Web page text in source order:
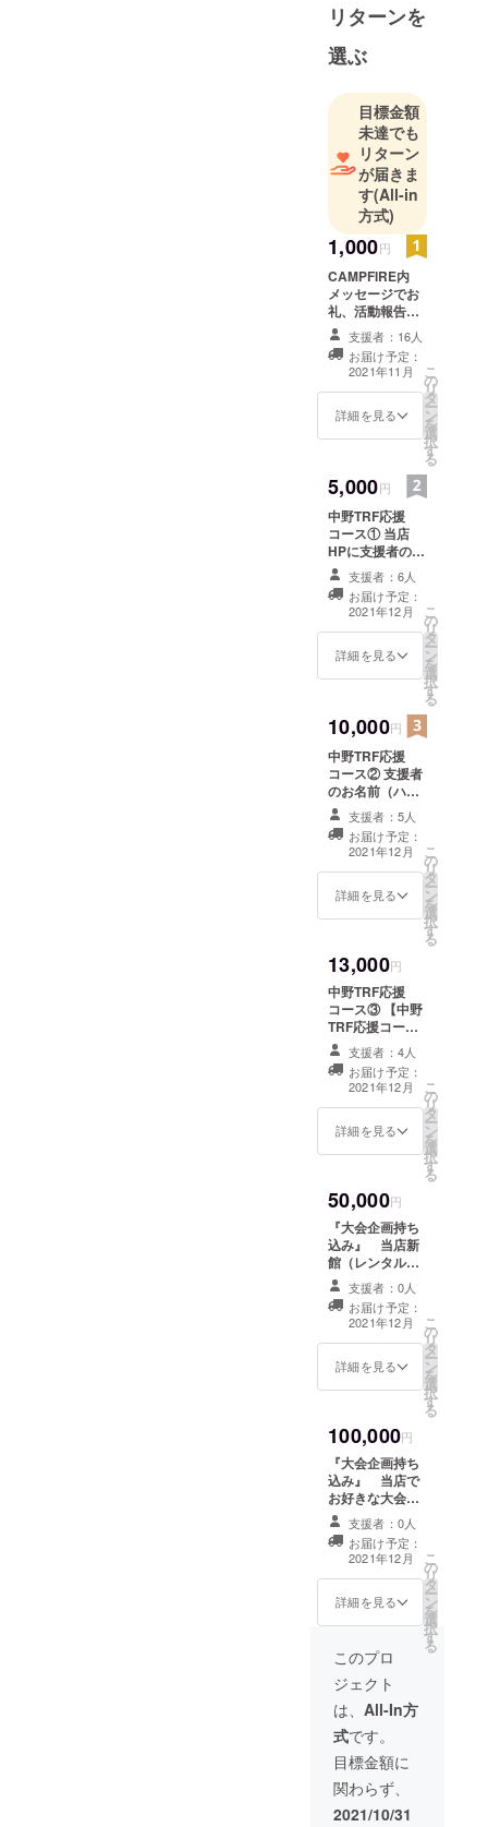
した。1975
年、幼稚園
の頃に友人
の家で遊ん
だアタリ
「ホーム・
ポン（白
黒）」から
始まり、15
才で獲った
全国一位の
ハイスコア
記録。18才
でゲーセン
バイト～28
才でゲーム
センター開
ゲーム』と
の半世紀以
上の関わ
り、その
『ビデオ
ゲーム』の
無限の可能
性を生涯か
と思ってい
ます！
リターンを
選ぶ
目標金額
未達でも
リターン
が届きま
す(All-in
方式)
1,000円
CAMPFIRE内
メッセージでお
礼、活動報告の
支援者限定公開
が読めます
支援者：16人
お届け予定：
2021年11月
詳細を見る
こ
の
リ
タ
ー
ン
を
選
択
す
る
5,000円
中野TRF応援
コース① 当店
HPに支援者のお
名前（ハンドル
ネーム） を当店
が続く限り掲載
します。※備考欄
に掲載用のハン
ドルネーム(10文
支援者：6人
お届け予定：
2021年12月
詳細を見る
こ
の
リ
タ
ー
ン
を
選
択
す
る
10,000円
中野TRF応援
コース② 支援者
のお名前（ハン
ドルネーム）を
集めて１枚のポ
スターにして当
店の店内に掲
示、当店が続く
限り掲示しま
す。 ※備考欄に
以内）をご記入
ください
支援者：5人
お届け予定：
2021年12月
詳細を見る
こ
の
リ
タ
ー
ン
を
選
択
す
る
13,000円
中野TRF応援
コース③ 【中野
TRF応援コース
①＋②】のセッ
トになります。
当店HPに支援者
のお名前（ハン
ドルネーム） を
当店が続く限り
ム）を集めて１
枚のポスターに
して当店の店内
に掲示、当店が
続く限り掲示し
ます。 ※備考欄
に掲載用のハン
ドルネーム(10文
字以内）をご記
入ください。
支援者：4人
お届け予定：
2021年12月
詳細を見る
こ
の
リ
タ
ー
ン
を
選
択
す
る
50,000円
『大会企画持ち
込み』 当店新
館（レンタルス
ペース）でお好
きな大会企画を
持ち込めます★
★本人不在でも
大丈夫です、遠
方の方が企画だ
OK！★★詳細は
のやり取りとな
ります。（企画
の実行は当店主
導になるので、
支援金額以外の
経費・費用は掛
かりません）
「有効期限：
2021年12月〜
2022年12月」
支援者：0人
お届け予定：
2021年12月
詳細を見る
こ
の
リ
タ
ー
ン
を
選
択
す
る
100,000円
『大会企画持ち
込み』 当店で
お好きな大会企
画を持ち込めま
す。本館（ビデ
オゲーム筐体）
にて大会開催
（複数台可）★
★本人不在でも
け投げるのも
OK！★★詳細は
メールか現地で
のやり取りとな
ります。 ※前回
のリターンでは
『サイバーボッ
ツ大会の定期開
催』という企画
を実行しており
支援者：0人
お届け予定：
2021年12月
詳細を見る
こ
の
リ
タ
ー
ン
を
選
択
す
る
このプロ
ジェクト
は、 All-In方
式です。
目標金額に
関わらず、
2021/10/31